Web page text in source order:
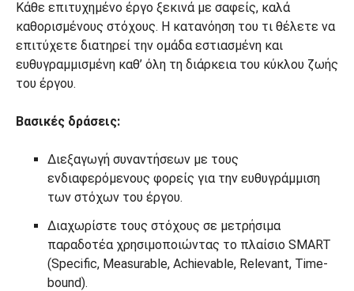
Κάθε επιτυχημένο έργο ξεκινά με σαφείς, καλά
καθορισμένους στόχους. Η κατανόηση του τι θέλετε να
επιτύχετε διατηρεί την ομάδα εστιασμένη και
ευθυγραμμισμένη καθ’ όλη τη διάρκεια του κύκλου ζωής
του έργου.
Βασικές δράσεις:
Διεξαγωγή συναντήσεων με τους
ενδιαφερόμενους φορείς για την ευθυγράμμιση
των στόχων του έργου.
Διαχωρίστε τους στόχους σε μετρήσιμα
παραδοτέα χρησιμοποιώντας το πλαίσιο SMART
(Specific, Measurable, Achievable, Relevant, Time-
bound).